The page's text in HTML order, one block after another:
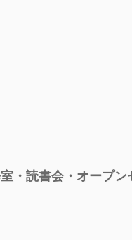
・読書会・オープン